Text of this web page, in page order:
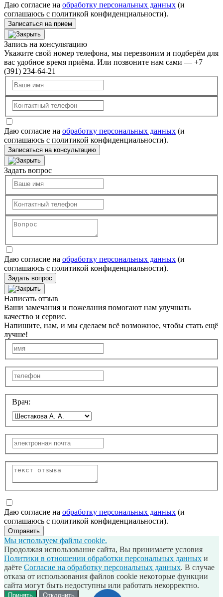
Даю согласие на обработку персональных данных (и
соглашаюсь с политикой конфиденциальности).
Записаться на прием
Запись на консультацию
Укажите свой номер телефона, мы перезвоним и подберём для
вас удобное время приёма. Или позвоните нам сами — +7
(391) 234-64-21
Даю согласие на обработку персональных данных (и
соглашаюсь с политикой конфиденциальности).
Записаться на консультацию
Задать вопрос
Даю согласие на обработку персональных данных (и
соглашаюсь с политикой конфиденциальности).
Задать вопрос
Написать отзыв
Ваши замечания и пожелания помогают нам улучшать
качество и сервис.
Напишите, нам, и мы сделаем всё возможное, чтобы стать ещё
лучше!
Врач:
Даю согласие на обработку персональных данных (и
соглашаюсь с политикой конфиденциальности).
Отправить
Мы используем файлы cookie.
Продолжая использование сайта, Вы принимаете условия
Политики в отношении обработки персональных данных и
даёте Согласие на обработку персональных данных. В случае
отказа от использования файлов cookie некоторые функции
сайта могут быть недоступны или работать некорректно.
Принять Отклонить